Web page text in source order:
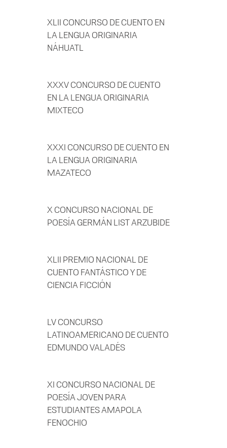
XLII CONCURSO DE CUENTO EN
LA LENGUA ORIGINARIA
NÁHUATL
XXXV CONCURSO DE CUENTO
EN LA LENGUA ORIGINARIA
MIXTECO
XXXI CONCURSO DE CUENTO EN
LA LENGUA ORIGINARIA
MAZATECO
X CONCURSO NACIONAL DE
POESÍA GERMÁN LIST ARZUBIDE
XLII PREMIO NACIONAL DE
CUENTO FANTÁSTICO Y DE
CIENCIA FICCIÓN
LV CONCURSO
LATINOAMERICANO DE CUENTO
EDMUNDO VALADÉS
XI CONCURSO NACIONAL DE
POESÍA JOVEN PARA
ESTUDIANTES AMAPOLA
FENOCHIO